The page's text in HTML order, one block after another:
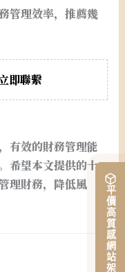
平價高質感網站架設
管理效率，推薦幾
即聯繫
有效的財務管理能
希望本文提供的十
理財務，降低風